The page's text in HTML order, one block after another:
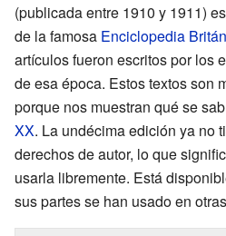
(publicada entre 1910 y 1911)
de la famosa Enciclopedia
artículos fueron escritos por los
de esa época. Estos textos son
porque nos muestran qué se
XX. La undécima edición ya no
derechos de autor, lo que
usarla libremente. Está
sus partes se han usado en